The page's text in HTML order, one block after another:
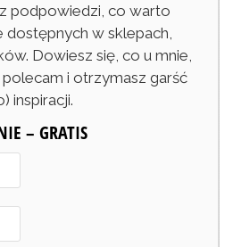
podpowiedzi, co warto
w sklepach,
Dowiesz się, co u mnie,
i otrzymasz garść
inspiracji.
– GRATIS